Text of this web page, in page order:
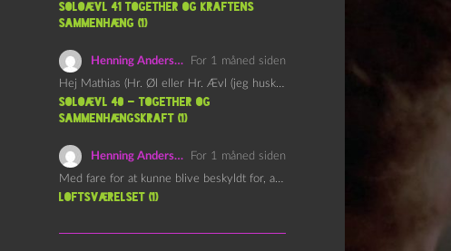
Soloævl 41 Together og Kraftens
Sammenhæng (1)
Henning Andersen
For 1 måned siden
Hej Mathias (Hr. Øl eller Hr. Ævl (jeg husker ikke…
Soloævl 40 – Together og
sammenhængskraft (1)
Henning Andersen
For 1 måned siden
Med fare for at kunne blive beskyldt for, at være…
Loftsværelset (1)